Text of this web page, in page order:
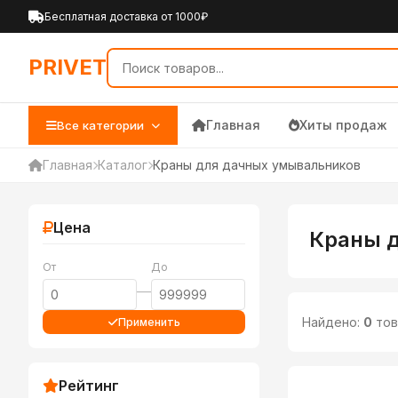
PRIVET — Каталог товаров
Бесплатная доставка от 1000₽
PRIVET
Все категории Главная Хиты продаж
Главная Каталог Краны для дачных умывальников
Цена
От
—
До
Применить
Рейтинг
Краны
Найдено: 0